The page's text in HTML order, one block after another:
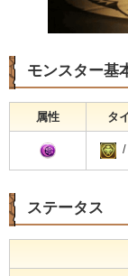
モンスター基
属性 タ
/
ステータス